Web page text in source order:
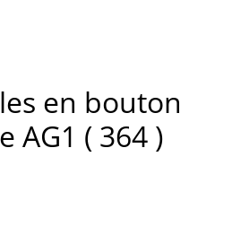
en bouton
AG1 ( 364 )